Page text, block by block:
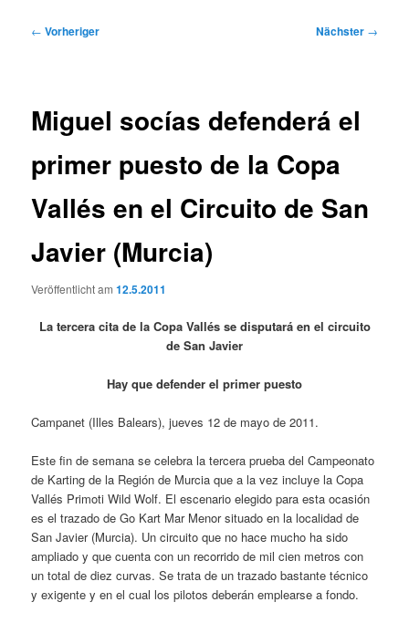
Beitragsnavigation
← Vorheriger Nächster →
Miguel socías defenderá el
primer puesto de la Copa
Vallés en el Circuito de San
Javier (Murcia)
Veröffentlicht am12.5.2011
La tercera cita de la Copa Vallés se disputará en el circuito
de San Javier
Hay que defender el primer puesto
Campanet (Illes Balears), jueves 12 de mayo de 2011.
Este fin de semana se celebra la tercera prueba del Campeonato
de Karting de la Región de Murcia que a la vez incluye la Copa
Vallés Primoti Wild Wolf. El escenario elegido para esta ocasión
es el trazado de Go Kart Mar Menor situado en la localidad de
San Javier (Murcia). Un circuito que no hace mucho ha sido
ampliado y que cuenta con un recorrido de mil cien metros con
un total de diez curvas. Se trata de un trazado bastante técnico
y exigente y en el cual los pilotos deberán emplearse a fondo.